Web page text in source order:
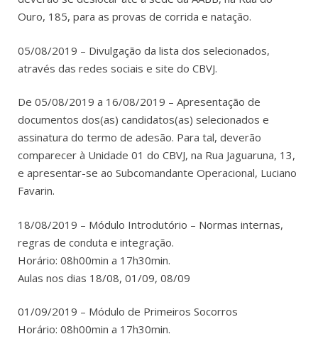
Ouro, 185, para as provas de corrida e natação.
05/08/2019 – Divulgação da lista dos selecionados,
através das redes sociais e site do CBVJ.
De 05/08/2019 a 16/08/2019 – Apresentação de
documentos dos(as) candidatos(as) selecionados e
assinatura do termo de adesão. Para tal, deverão
comparecer à Unidade 01 do CBVJ, na Rua Jaguaruna, 13,
e apresentar-se ao Subcomandante Operacional, Luciano
Favarin.
18/08/2019 – Módulo Introdutório – Normas internas,
regras de conduta e integração.
Horário: 08h00min a 17h30min.
Aulas nos dias 18/08, 01/09, 08/09
01/09/2019 – Módulo de Primeiros Socorros
Horário: 08h00min a 17h30min.